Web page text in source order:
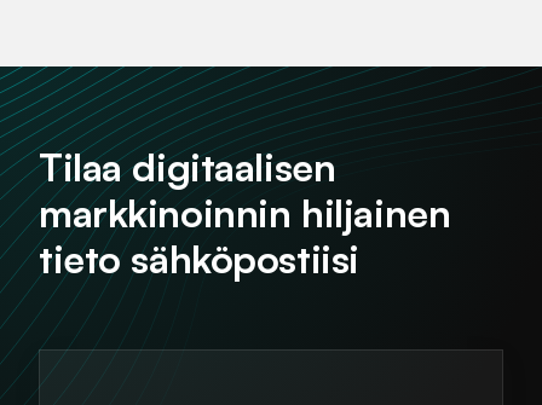
Tilaa digitaalisen
markkinoinnin hiljainen
tieto sähköpostiisi